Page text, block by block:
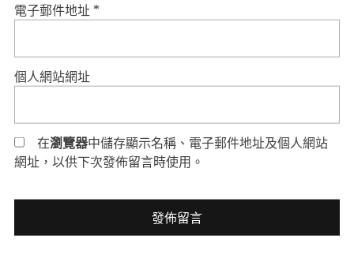
電子郵件地址 *
個人網站網址
在瀏覽器中儲存顯示名稱、電子郵件地址及個人網站
網址，以供下次發佈留言時使用。